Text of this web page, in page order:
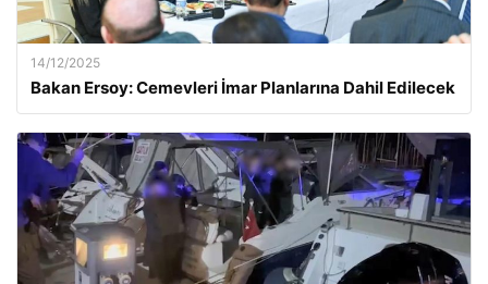
14/12/2025
Bakan Ersoy: Cemevleri İmar Planlarına Dahil Edilecek